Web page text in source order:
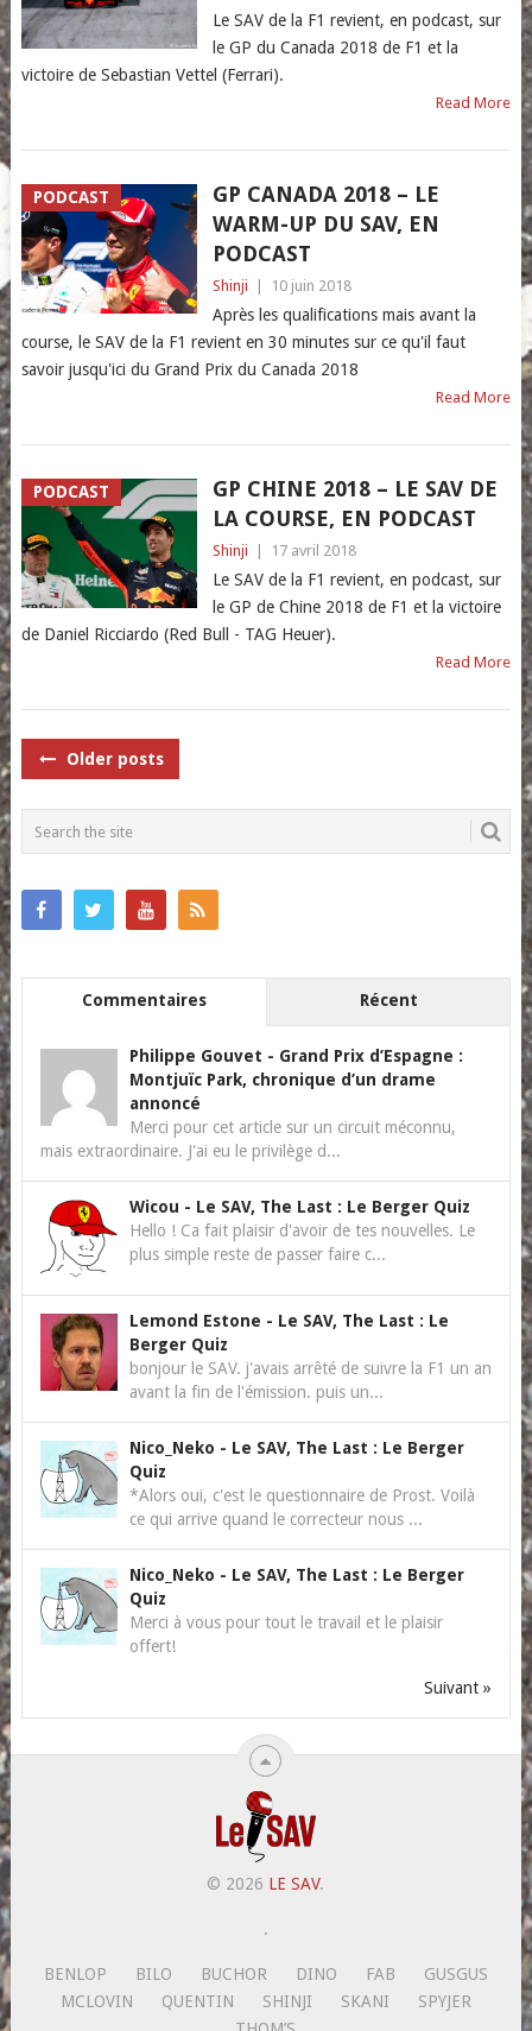
Le SAV de la F1 revient, en podcast, sur
le GP du Canada 2018 de F1 et la
victoire de Sebastian Vettel (Ferrari).
Read More
PODCAST
GP CANADA 2018 – LE
WARM-UP DU SAV, EN
PODCAST
Shinji 10 juin 2018
Après les qualifications mais avant la
course, le SAV de la F1 revient en 30 minutes sur ce qu'il faut
savoir jusqu'ici du Grand Prix du Canada 2018
Read More
PODCAST
GP CHINE 2018 – LE SAV DE
LA COURSE, EN PODCAST
Shinji 17 avril 2018
Le SAV de la F1 revient, en podcast, sur
le GP de Chine 2018 de F1 et la victoire
de Daniel Ricciardo (Red Bull - TAG Heuer).
Read More
POSTS
Older posts
Commentaires Récent
Philippe Gouvet - Grand Prix d’Espagne :
Montjuïc Park, chronique d’un drame
annoncé
Merci pour cet article sur un circuit méconnu,
mais extraordinaire. J'ai eu le privilège d...
Wicou - Le SAV, The Last : Le Berger Quiz
Hello ! Ca fait plaisir d'avoir de tes nouvelles. Le
plus simple reste de passer faire c...
Lemond Estone - Le SAV, The Last : Le
Berger Quiz
bonjour le SAV. j'avais arrêté de suivre la F1 un an
avant la fin de l'émission. puis un...
Nico_Neko - Le SAV, The Last : Le Berger
Quiz
*Alors oui, c'est le questionnaire de Prost. Voilà
ce qui arrive quand le correcteur nous ...
Nico_Neko - Le SAV, The Last : Le Berger
Quiz
Merci à vous pour tout le travail et le plaisir
offert!
Suivant »
© 2026 LE SAV.
.
BENLOP BILO BUCHOR DINO FAB
GUSGUS
MCLOVIN
QUENTIN SHINJI SKANI
SPYJER